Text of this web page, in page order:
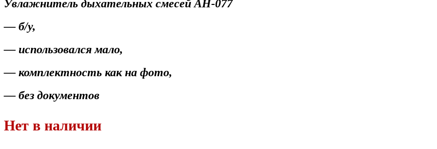
Увлажнитель дыхательных смесей АН-077
— б/у,
— использовался мало,
— комплектность как на фото,
— без документов
Нет в наличии